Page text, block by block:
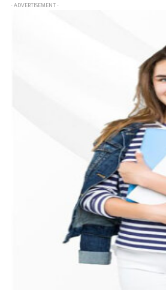
- ADVERTISEMENT -